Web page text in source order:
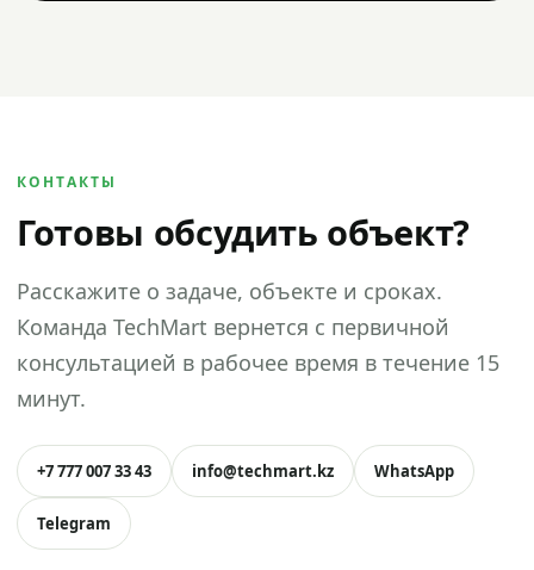
КОНТАКТЫ
Готовы обсудить объект?
Расскажите о задаче, объекте и сроках.
Команда TechMart вернется с первичной
консультацией в рабочее время в течение 15
минут.
+7 777 007 33 43 info@techmart.kz WhatsApp
Telegram